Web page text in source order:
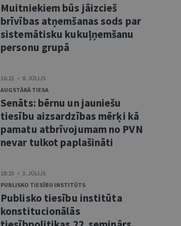
Muitniekiem būs jāizcieš
brīvības atņemšanas sods par
sistemātisku kukuļņemšanu
personu grupā
16:21 • 8. JŪLIJS
AUGSTĀKĀ TIESA
Senāts: bērnu un jauniešu
tiesību aizsardzības mērķi kā
pamatu atbrīvojumam no PVN
nevar tulkot paplašināti
18:23 • 3. JŪLIJS
PUBLISKO TIESĪBU INSTITŪTS
Publisko tiesību institūta
konstitucionālās